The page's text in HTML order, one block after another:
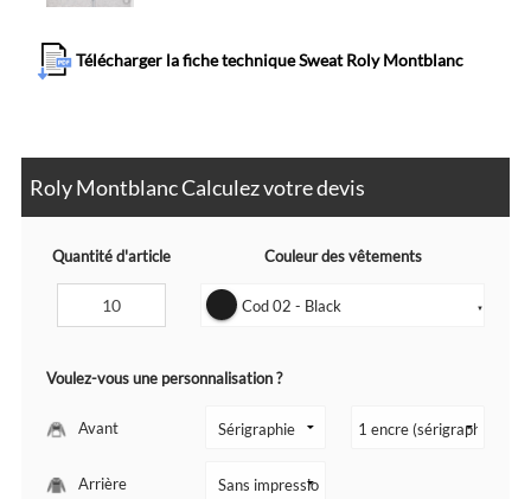
Télécharger la fiche technique Sweat Roly Montblanc
Roly Montblanc Calculez votre devis
Quantité d'article Couleur des vêtements
Cod 02 - Black ▼
Voulez-vous une personnalisation ?
Avant
Arrière